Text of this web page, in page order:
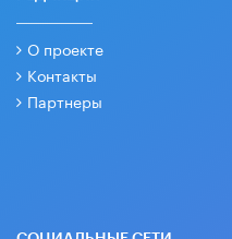
О проекте
Контакты
Партнеры